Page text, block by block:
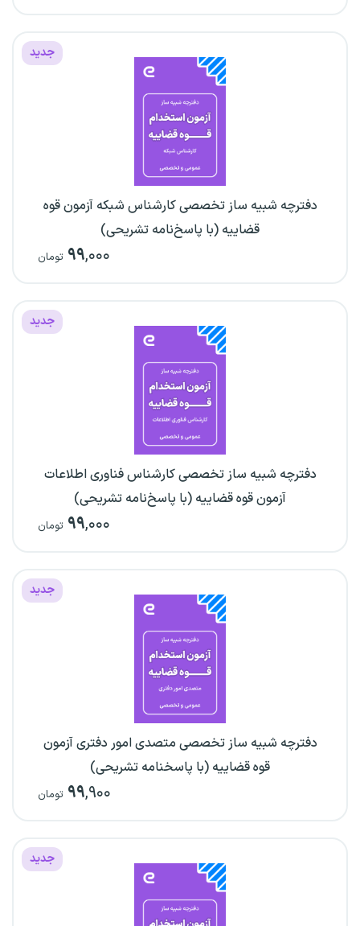
جدید
دفترچه شبیه ساز تخصصی کارشناس شبکه آزمون قوه
قضاییه (با پاسخ‌نامه تشریحی)
۹۹,۰۰۰ تومان
جدید
دفترچه شبیه ساز تخصصی کارشناس فناوری اطلاعات
آزمون قوه قضاییه (با پاسخ‌نامه تشریحی)
۹۹,۰۰۰ تومان
جدید
دفترچه شبیه ساز تخصصی متصدی امور دفتری آزمون
قوه قضاییه (با پاسخنامه تشریحی)
۹۹,۹۰۰ تومان
جدید